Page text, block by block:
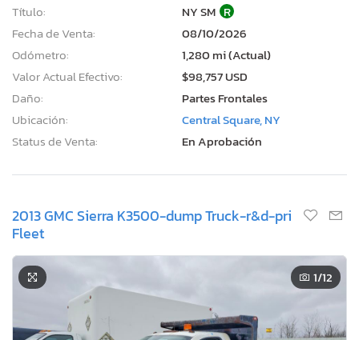
Título:
NY SM R
Fecha de Venta:
08/10/2026
Odómetro:
1,280 mi (Actual)
Valor Actual Efectivo:
$98,757 USD
Daño:
Partes Frontales
Ubicación:
Central Square, NY
Status de Venta:
En Aprobación
2013 GMC Sierra K3500-dump Truck-r&d-pri
Fleet
1/12